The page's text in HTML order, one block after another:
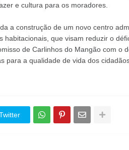
e cultura para os moradores.
a construção de um novo centro
habitacionais, que visam reduzir o
de Carlinhos do Mangão com o
para a qualidade de vida dos